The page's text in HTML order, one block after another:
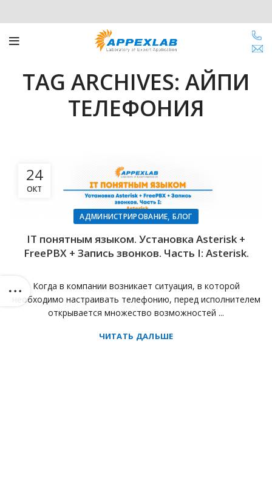
TAG ARCHIVES: АЙПИ
ТЕЛЕФОНИЯ
24
ОКТ
АДМИНИСТРИРОВАНИЕ,БЛОГ
IT понятным языком. Установка Asterisk +
FreePBX + Запись звонков. Часть I: Asterisk.
Когда в компании возникает ситуация, в которой
необходимо настраивать телефонию, перед исполнителем
открывается множество возможностей ...
ЧИТАТЬ ДАЛЬШЕ